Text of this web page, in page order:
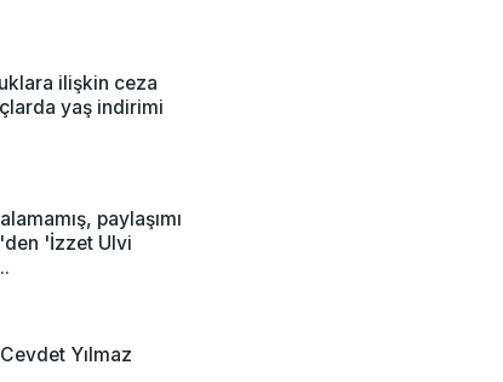
ilişkin ceza
yaş indirimi
paylaşımı
'İzzet Ulvi
Yılmaz